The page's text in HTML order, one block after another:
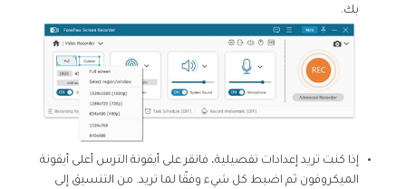
بك.
إذا كنت تريد إعدادات تفصيلية، فانقر على أيقونة الترس أعلى أيقونة
الميكروفون ثم اضبط كل شيء وفقًا لما تريد. من التنسيق إلى